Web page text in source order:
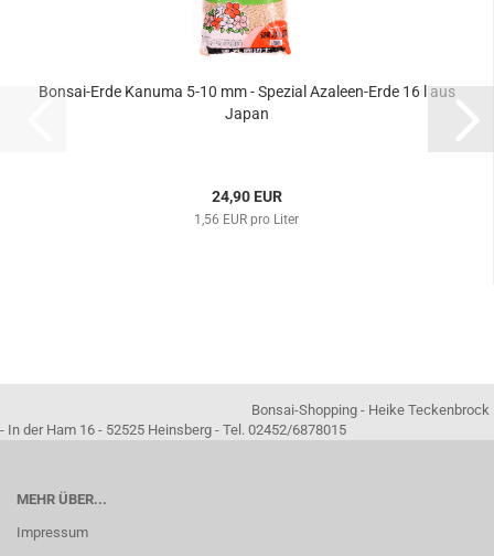
Bonsai-Erde Kanuma 5-10 mm - Spezial Azaleen-Erde 16 l aus
Japan
24,90 EUR
1,56 EUR pro Liter
Bonsai-Shopping - Heike Teckenbrock
- In der Ham 16 - 52525 Heinsberg - Tel. 02452/6878015
MEHR ÜBER...
Impressum